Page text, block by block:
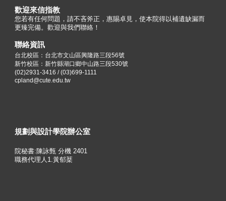
歡迎來信指教
您若有任何問題，請不吝斧正，惠賜卓見，使本院得以補遺缺漏而
更臻完備。歡迎與我們聯絡！
聯絡資訊
台北校區：台北市文山區興隆路三段56號
新竹校區：新竹縣湖口鄉中山路三段530號
(02)2931-3416 / (03)699-1111
cpland@cute.edu.tw
規劃與設計學院辦公室
院秘書:陳詠甄 分機 2401
職務代理人1.黃郁棻